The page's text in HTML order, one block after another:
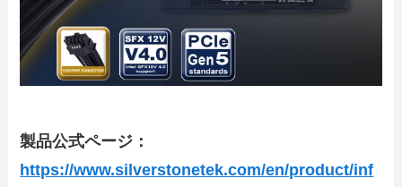
製品公式ページ：
https://www.silverstonetek.com/en/product/inf